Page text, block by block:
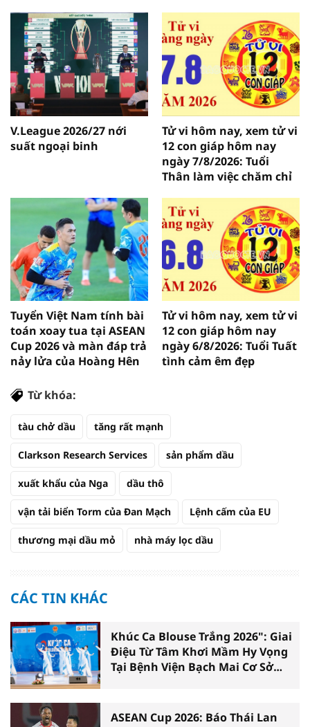
V.League 2026/27 nới
suất ngoại binh
Tử vi hôm nay, xem tử vi
12 con giáp hôm nay
ngày 7/8/2026: Tuổi
Thân làm việc chăm chỉ
Tuyển Việt Nam tính bài
toán xoay tua tại ASEAN
Cup 2026 và màn đáp trả
nảy lửa của Hoàng Hên
Tử vi hôm nay, xem tử vi
12 con giáp hôm nay
ngày 6/8/2026: Tuổi Tuất
tình cảm êm đẹp
Từ khóa:
tàu chở dầu tăng rất mạnh
Clarkson Research Services sản phẩm dầu
xuất khẩu của Nga dầu thô
vận tải biển Torm của Đan Mạch Lệnh cấm của EU
thương mại dầu mỏ nhà máy lọc dầu
CÁC TIN KHÁC
Khúc Ca Blouse Trắng 2026": Giai
Điệu Từ Tâm Khơi Mầm Hy Vọng
Tại Bệnh Viện Bạch Mai Cơ Sở
ASEAN Cup 2026: Báo Thái Lan